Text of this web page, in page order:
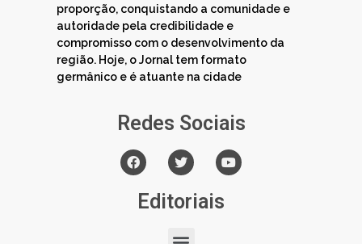
proporção, conquistando a comunidade e
autoridade pela credibilidade e
compromisso com o desenvolvimento da
região. Hoje, o Jornal tem formato
germânico e é atuante na cidade
Redes Sociais
Editoriais